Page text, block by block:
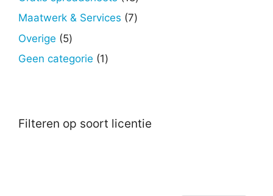
producten
Maatwerk & Services 77
Overige 55
producten
Geen categorie 11
Filteren op soort licentie